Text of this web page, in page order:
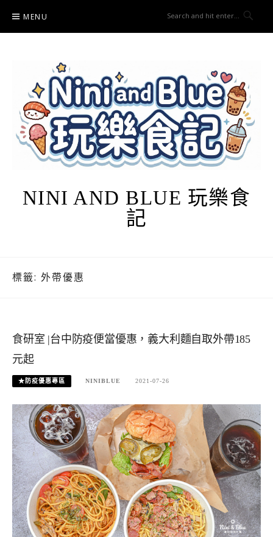
content
MENU
NINI AND BLUE 玩樂食
記
標籤: 外帶優惠
食研室 |台中防疫便當優惠，義大利麵自取外帶185
元起
★防疫優惠專區 NINIBLUE 2021-07-26